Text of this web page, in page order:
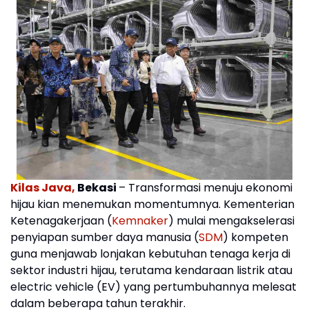
Kilas Java, Bekasi – Transformasi menuju ekonomi
hijau kian menemukan momentumnya. Kementerian
Ketenagakerjaan (Kemnaker) mulai mengakselerasi
penyiapan sumber daya manusia (SDM) kompeten
guna menjawab lonjakan kebutuhan tenaga kerja di
sektor industri hijau, terutama kendaraan listrik atau
electric vehicle (EV) yang pertumbuhannya melesat
dalam beberapa tahun terakhir.